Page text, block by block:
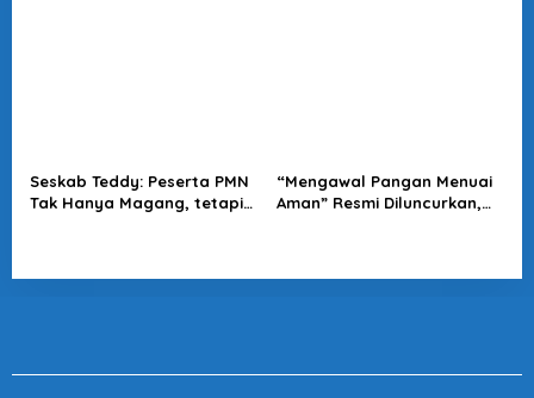
Seskab Teddy: Peserta PMN
Tak Hanya Magang, tetapi
“Mengawal Pangan Menuai
Aman” Resmi Diluncurkan,